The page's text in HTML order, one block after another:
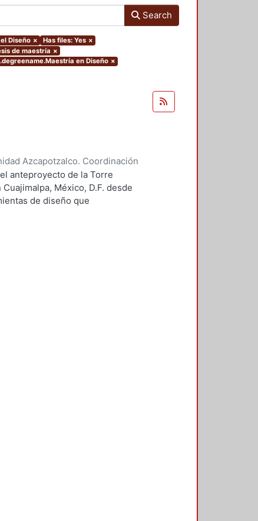
Search
Diseño × Has files: Yes ×
de maestría ×
en Diseño ×
Azcapotzalco. Coordinación
Heriberto
anteproyecto de la Torre
México, D.F. desde
de diseño que